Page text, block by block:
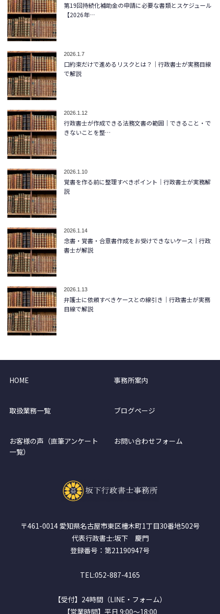
第19回持続化補助金の申請に必要な書類とスケジュール
【2026年…
2026.1.7
口約束だけで進めるリスクとは？｜行政書士が実務目線
で解説
2026.1.12
行政書士が作成できる法務文書の範囲｜できること・で
きないことを整…
2026.1.10
覚書を作る前に整理すべきポイント｜行政書士が実務解
説
2026.1.14
念書・覚書・合意書作成をお受けできないケース｜行政
書士が解説
2026.1.13
弁護士に依頼すべきケースとの線引き｜行政書士が実務
目線で解説
HOME 事務所案内
取扱業務一覧 ブログページ
お客様の声（直筆アンケート
一覧）
お問い合わせフォーム
〒461-0014 愛知県名古屋市東区橦木町1丁目30番地502号
代表行政書士:坂下 慶門
登録番号：第21190947号
TEL:052-887-4165
【受付】24時間（LINE・フォーム）
【営業時間】平日 9:00～18:00